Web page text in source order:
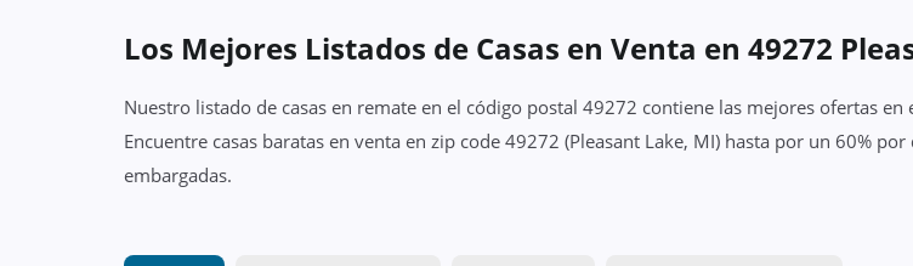
Los Mejores Listados de Casas en Venta en 49272
Nuestro listado de casas en remate en el código postal 49272 contiene las mejores ofertas
Encuentre casas baratas en venta en zip code 49272 (Pleasant Lake, MI) hasta por un 60%
embargadas.